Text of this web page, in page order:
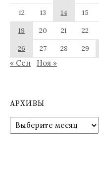
12
13 14 15
19
20 21 22
26
27 28 29
« Сен Ноя »
АРХИВЫ
Архивы